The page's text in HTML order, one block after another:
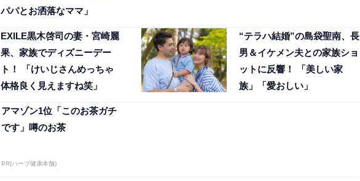
パパとお洒落なママ」
EXILE黒木啓司の妻・宮崎麗
果、家族でディズニーデー
ト！ 「けいじさんめっちゃ
体格良く見えますね笑」
“テラハ結婚”の島袋聖南、長
男＆イケメン夫との家族ショ
ットに反響！ 「美しい家
族」「愛おしい」
アマゾン1位「このお茶ガチ
です」噂のお茶
PR(ハーブ健康本舗)